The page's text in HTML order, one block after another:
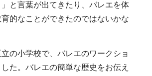
と言葉が出てきたり、バレエを体
的なことができたのではないかな
の小学校で、バレエのワークショ
た。バレエの簡単な歴史をお伝え